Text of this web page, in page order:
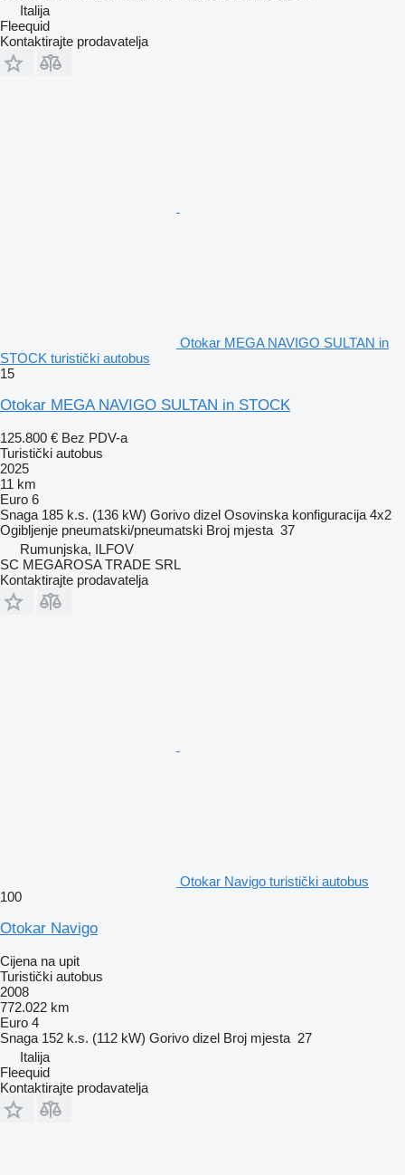
Italija
Fleequid
Kontaktirajte prodavatelja
Otokar MEGA NAVIGO SULTAN in
STOCK turistički autobus
15
Otokar MEGA NAVIGO SULTAN in STOCK
125.800 € Bez PDV-a
Turistički autobus
2025
11 km
Euro 6
Snaga 185 k.s. (136 kW) Gorivo dizel Osovinska konfiguracija 4x2
Ogibljenje pneumatski/pneumatski Broj mjesta 37
Rumunjska, ILFOV
SC MEGAROSA TRADE SRL
Kontaktirajte prodavatelja
Otokar Navigo turistički autobus
100
Otokar Navigo
Cijena na upit
Turistički autobus
2008
772.022 km
Euro 4
Snaga 152 k.s. (112 kW) Gorivo dizel Broj mjesta 27
Italija
Fleequid
Kontaktirajte prodavatelja